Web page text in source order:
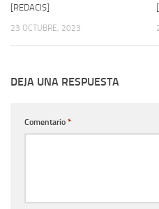
[REDACIS]
23 OCTUBRE, 2023
DEJA UNA RESPUESTA
Comentario *